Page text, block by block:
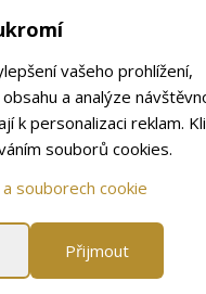
vašeho prohlížení,
a analýze
k personalizaci reklam.
souborů cookies.
souborech cookie
Přijmout